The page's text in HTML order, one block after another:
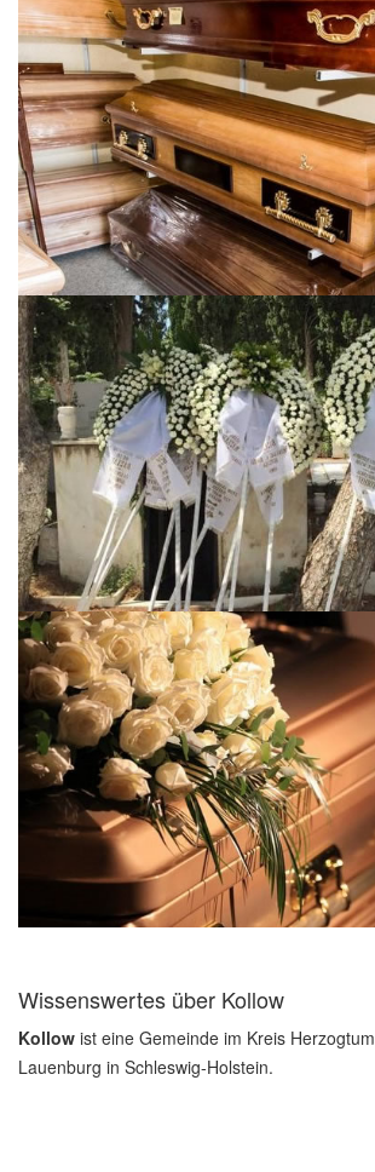
Wissenswertes über Kollow
Kollow ist eine Gemeinde im Kreis Herzogtum
Lauenburg in Schleswig-Holstein.